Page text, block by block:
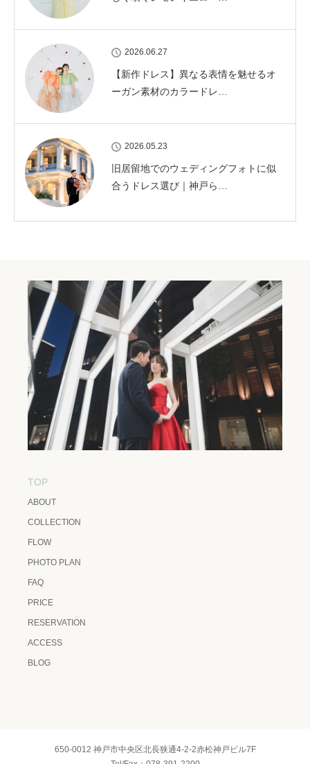
2026.06.27
【新作ドレス】異なる表情を魅せるオ
ーガン素材のカラードレ…
2026.05.23
旧居留地でのウェディングフォトに似
合うドレス選び｜神戸ら…
TOP
ABOUT
COLLECTION
FLOW
PHOTO PLAN
FAQ
PRICE
RESERVATION
ACCESS
BLOG
650-0012 神戸市中央区北長狭通4-2-2赤松神戸ビル7F